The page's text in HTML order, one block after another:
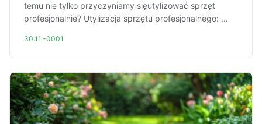
temu nie tylko przyczyniamy sięutylizować sprzęt
profesjonalnie? Utylizacja sprzętu profesjonalnego: ...
30.11.-0001